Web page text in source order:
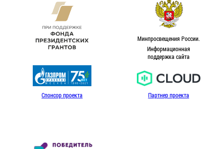
Минпросвещения России.
Информационная
поддержка сайта
Спонсор проекта Партнер проекта